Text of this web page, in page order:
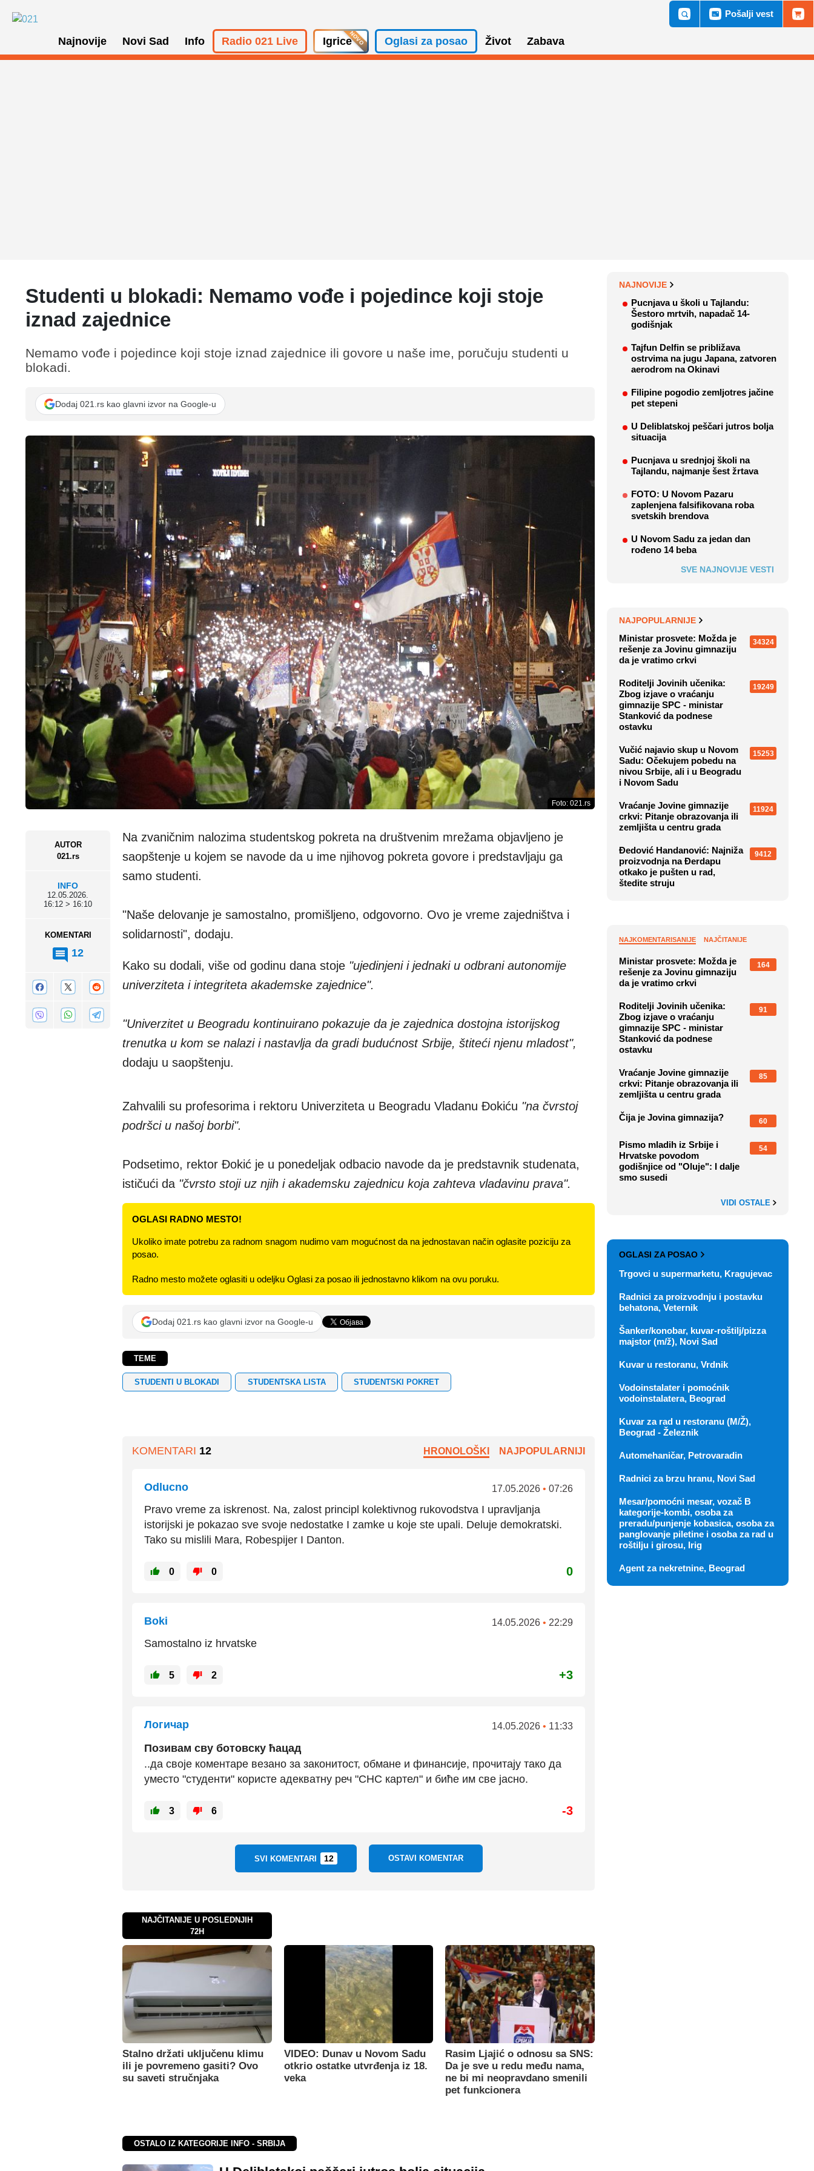
Najnovije Novi Sad Info Radio 021 Live Igrice Oglasi za posao Život Zabava
Pošalji vest
Studenti u blokadi: Nemamo vođe i pojedince koji stoje
iznad zajednice
AUTOR
021.rs
INFO
12.05.2026.
16:12 > 16:10
KOMENTARI
12
Nemamo vođe i pojedince koji stoje iznad zajednice ili govore u naše ime, poručuju studenti u
blokadi.
Dodaj 021.rs kao glavni izvor na Google-u
Foto: 021.rs
Na zvaničnim nalozima studentskog pokreta na društvenim mrežama objavljeno je
saopštenje u kojem se navode da u ime njihovog pokreta govore i predstavljaju ga
samo studenti.
"Naše delovanje je samostalno, promišljeno, odgovorno. Ovo je vreme zajedništva i
solidarnosti", dodaju.
Kako su dodali, više od godinu dana stoje "ujedinjeni i jednaki u odbrani autonomije
univerziteta i integriteta akademske zajednice".
"Univerzitet u Beogradu kontinuirano pokazuje da je zajednica dostojna istorijskog
trenutka u kom se nalazi i nastavlja da gradi budućnost Srbije, štiteći njenu mladost",
dodaju u saopštenju.
Zahvalili su profesorima i rektoru Univerziteta u Beogradu Vladanu Đokiću "na čvrstoj
podršci u našoj borbi".
Podsetimo, rektor Đokić je u ponedeljak odbacio navode da je predstavnik studenata,
ističući da "čvrsto stoji uz njih i akademsku zajednicu koja zahteva vladavinu prava".
OGLASI RADNO MESTO!
Ukoliko imate potrebu za radnom snagom nudimo vam mogućnost da na jednostavan način oglasite poziciju za
posao.
Radno mesto možete oglasiti u odeljku Oglasi za posao ili jednostavno klikom na ovu poruku.
Dodaj 021.rs kao glavni izvor na Google-u
TEME
STUDENTI U BLOKADI STUDENTSKA LISTA STUDENTSKI POKRET
KOMENTARI 12 HRONOLOŠKI NAJPOPULARNIJI
Odlucno 17.05.2026 • 07:26
Pravo vreme za iskrenost. Na, zalost principl kolektivnog rukovodstva I upravljanja
istorijski je pokazao sve svoje nedostatke I zamke u koje ste upali. Deluje demokratski.
Tako su mislili Mara, Robespijer I Danton.
0 0 0
Boki 14.05.2026 • 22:29
Samostalno iz hrvatske
5 2 +3
Логичар 14.05.2026 • 11:33
Позивам сву ботовску ћацад
..да своје коментаре везано за законитост, обмане и финансије, прочитају тако да
уместо "студенти" користе адекватну реч "СНС картел" и биће им све јасно.
3 6 -3
SVI KOMENTARI 12 OSTAVI KOMENTAR
NAJČITANIJE U POSLEDNJIH
72H
Stalno držati uključenu klimu
ili je povremeno gasiti? Ovo
su saveti stručnjaka
VIDEO: Dunav u Novom Sadu
otkrio ostatke utvrđenja iz 18.
veka
Rasim Ljajić o odnosu sa SNS:
Da je sve u redu među nama,
ne bi mi neopravdano smenili
pet funkcionera
OSTALO IZ KATEGORIJE INFO - SRBIJA
NAJNOVIJE
Pucnjava u školi u Tajlandu:
Šestoro mrtvih, napadač 14-
godišnjak
Tajfun Delfin se približava
ostrvima na jugu Japana, zatvoren
aerodrom na Okinavi
Filipine pogodio zemljotres jačine
pet stepeni
U Deliblatskoj peščari jutros bolja
situacija
Pucnjava u srednjoj školi na
Tajlandu, najmanje šest žrtava
FOTO: U Novom Pazaru
zaplenjena falsifikovana roba
svetskih brendova
U Novom Sadu za jedan dan
rođeno 14 beba
SVE NAJNOVIJE VESTI
NAJPOPULARNIJE
Ministar prosvete: Možda je
rešenje za Jovinu gimnaziju
da je vratimo crkvi
34324
Roditelji Jovinih učenika:
Zbog izjave o vraćanju
gimnazije SPC - ministar
Stanković da podnese
ostavku
19249
Vučić najavio skup u Novom
Sadu: Očekujem pobedu na
nivou Srbije, ali i u Beogradu
i Novom Sadu
15253
Vraćanje Jovine gimnazije
crkvi: Pitanje obrazovanja ili
zemljišta u centru grada
11924
Đedović Handanović: Najniža
proizvodnja na Đerdapu
otkako je pušten u rad,
štedite struju
9412
NAJKOMENTARISANIJE NAJČITANIJE
Ministar prosvete: Možda je
rešenje za Jovinu gimnaziju
da je vratimo crkvi
164
Roditelji Jovinih učenika:
Zbog izjave o vraćanju
gimnazije SPC - ministar
Stanković da podnese
ostavku
91
Vraćanje Jovine gimnazije
crkvi: Pitanje obrazovanja ili
zemljišta u centru grada
85
Čija je Jovina gimnazija? 60
Pismo mladih iz Srbije i
Hrvatske povodom
godišnjice od "Oluje": I dalje
smo susedi
54
VIDI OSTALE
OGLASI ZA POSAO
Trgovci u supermarketu, Kragujevac
Radnici za proizvodnju i postavku
behatona, Veternik
Šanker/konobar, kuvar-roštilj/pizza
majstor (m/ž), Novi Sad
Kuvar u restoranu, Vrdnik
Vodoinstalater i pomoćnik
vodoinstalatera, Beograd
Kuvar za rad u restoranu (M/Ž),
Beograd - Železnik
Automehaničar, Petrovaradin
Radnici za brzu hranu, Novi Sad
Mesar/pomoćni mesar, vozač B
kategorije-kombi, osoba za
preradu/punjenje kobasica, osoba za
panglovanje piletine i osoba za rad u
roštilju i girosu, Irig
Agent za nekretnine, Beograd